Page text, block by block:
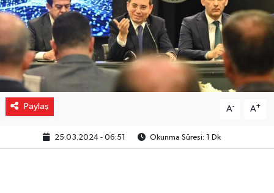
Paylaş A- A+
25.03.2024 - 06:51 Okunma Süresi: 1 Dk
Turizm